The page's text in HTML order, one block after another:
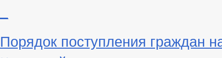
Порядок поступления граждан